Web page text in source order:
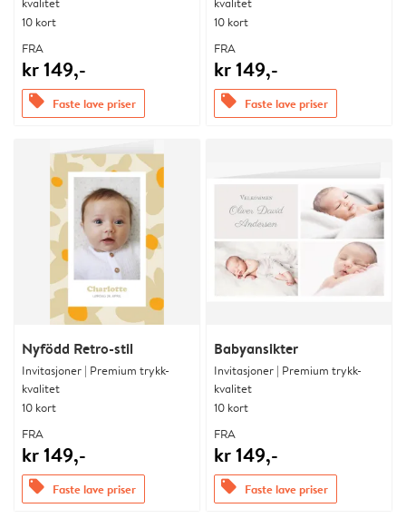
10 kort
FRA
kr 149,-
offers Faste lave priser
10 kort
FRA
kr 149,-
offers Faste lave priser
Nyfödd Retro-stil
Invitasjoner | Premium trykk-
kvalitet
10 kort
FRA
kr 149,-
offers Faste lave priser
Babyansikter
Invitasjoner | Premium trykk-
kvalitet
10 kort
FRA
kr 149,-
offers Faste lave priser